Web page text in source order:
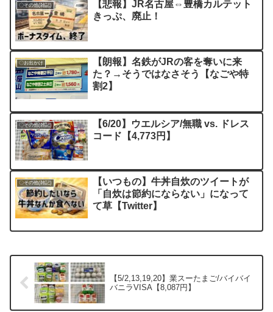
〇その他(雑記)
【悲報】JR名古屋⇔豊橋カルテット
きっぷ、廃止！
〇お出かけ
【朗報】名鉄がJRの客を奪いに来
た？→そうではなさそう【なごや特
割2】
〇その他(雑記)
【6/20】ウエルシア/無職 vs. ドレス
コード【4,773円】
〇その他(雑記)
【いつもの】牛丼自炊のツイートが
「自炊は節約にならない」になって
て草【Twitter】
【5/2,13,19,20】業スーたまご/バイバイ
バニラVISA【8,087円】